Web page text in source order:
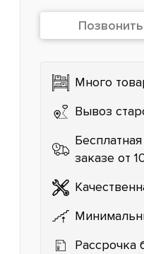
Позвонить
Много
Вывоз
заказе от
Рассрочка